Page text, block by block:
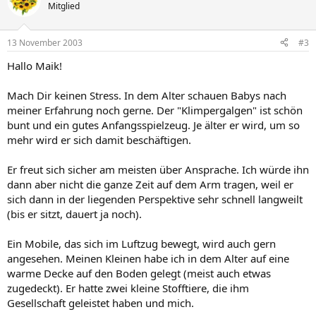
Mitglied
13 November 2003 #3
Hallo Maik!
Mach Dir keinen Stress. In dem Alter schauen Babys nach
meiner Erfahrung noch gerne. Der "Klimpergalgen" ist schön
bunt und ein gutes Anfangsspielzeug. Je älter er wird, um so
mehr wird er sich damit beschäftigen.
Er freut sich sicher am meisten über Ansprache. Ich würde ihn
dann aber nicht die ganze Zeit auf dem Arm tragen, weil er
sich dann in der liegenden Perspektive sehr schnell langweilt
(bis er sitzt, dauert ja noch).
Ein Mobile, das sich im Luftzug bewegt, wird auch gern
angesehen. Meinen Kleinen habe ich in dem Alter auf eine
warme Decke auf den Boden gelegt (meist auch etwas
zugedeckt). Er hatte zwei kleine Stofftiere, die ihm
Gesellschaft geleistet haben und mich.